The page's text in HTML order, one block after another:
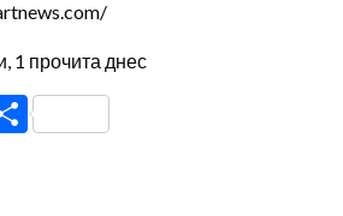
1 прочита днес
Share